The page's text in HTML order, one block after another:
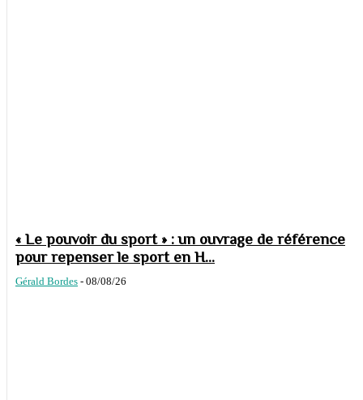
« Le pouvoir du sport » : un ouvrage de référence
pour repenser le sport en H...
Gérald Bordes - 08/08/26